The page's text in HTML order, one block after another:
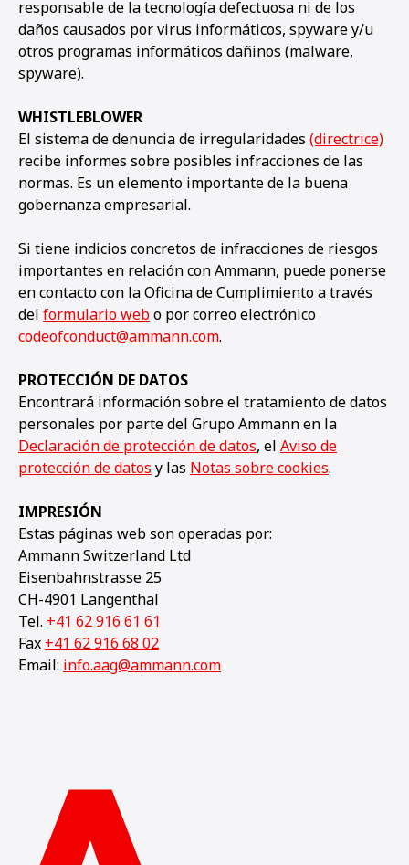
responsable de la tecnología defectuosa ni de los
daños causados por virus informáticos, spyware y/u
otros programas informáticos dañinos (malware,
spyware).
WHISTLEBLOWER
El sistema de denuncia de irregularidades (directrice)
recibe informes sobre posibles infracciones de las
normas. Es un elemento importante de la buena
gobernanza empresarial.
Si tiene indicios concretos de infracciones de riesgos
importantes en relación con Ammann, puede ponerse
en contacto con la Oficina de Cumplimiento a través
del formulario webo por correo electrónico
codeofconduct@ammann.com.
PROTECCIÓN DE DATOS
Encontrará información sobre el tratamiento de datos
personales por parte del Grupo Ammann en la
Declaración de protección de datos, el Aviso de
protección de datos y las Notas sobre cookies.
IMPRESIÓN
Estas páginas web son operadas por:
Ammann Switzerland Ltd
Eisenbahnstrasse 25
CH-4901 Langenthal
Tel. +41 62 916 61 61
Fax +41 62 916 68 02
Email: info.aag@ammann.com